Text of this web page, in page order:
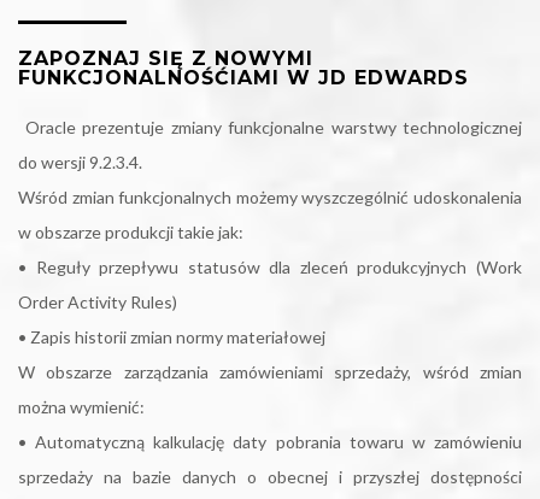
ZAPOZNAJ SIĘ Z NOWYMI
FUNKCJONALNOŚĆIAMI W JD EDWARDS
Oracle prezentuje zmiany funkcjonalne warstwy technologicznej
do wersji 9.2.3.4.
Wśród zmian funkcjonalnych możemy wyszczególnić udoskonalenia
w obszarze produkcji takie jak:
• Reguły przepływu statusów dla zleceń produkcyjnych (Work
Order Activity Rules)
• Zapis historii zmian normy materiałowej
W obszarze zarządzania zamówieniami sprzedaży, wśród zmian
można wymienić:
• Automatyczną kalkulację daty pobrania towaru w zamówieniu
sprzedaży na bazie danych o obecnej i przyszłej dostępności